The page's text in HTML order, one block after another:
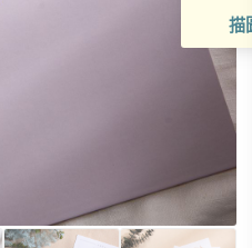
描